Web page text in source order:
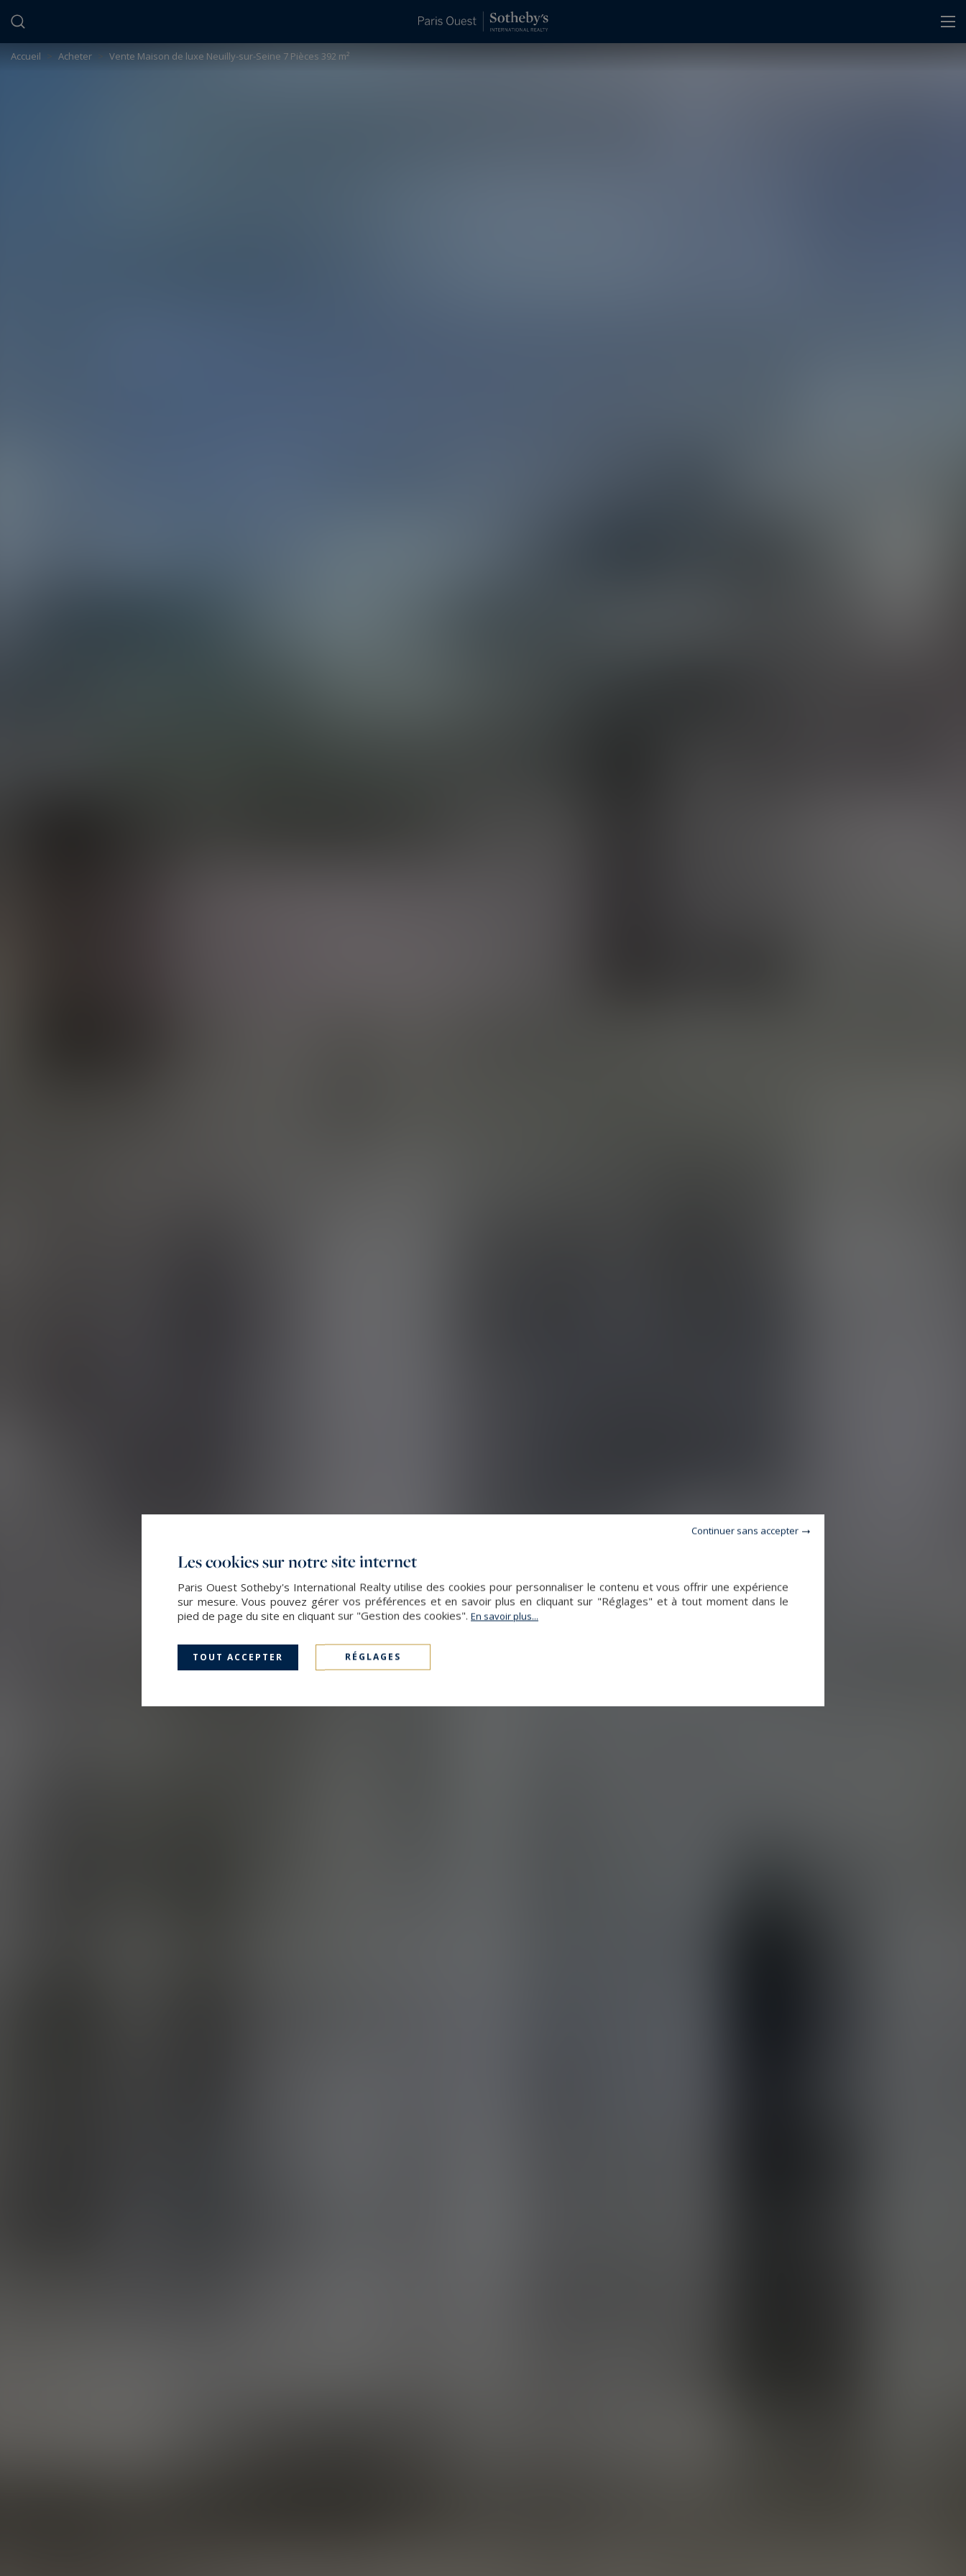
Accueil > Acheter > Vente Maison de luxe Neuilly-sur-Seine 7 Pièces 392 m²
Les cookies sur notre site internet
Paris Ouest Sotheby's International Realty utilise des cookies pour personnaliser le contenu et vous offrir une expérience
sur mesure. Vous pouvez gérer vos préférences et en savoir plus en cliquant sur "Réglages" et à tout moment dans le
pied de page du site en cliquant sur "Gestion des cookies". En savoir plus...
TOUT ACCEPTER RÉGLAGES
Continuer sans accepter